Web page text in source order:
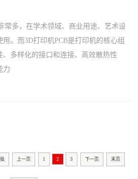
常多，在学术领域、商业用途、艺术设
。而3D打印机PCB是打印机的核心组
多样化的接口和连接、高效散热性
力
上一页 1 2 3 下一页 末页